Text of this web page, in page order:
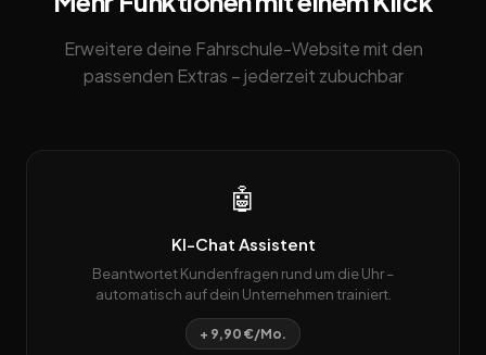
Erweitere deine Fahrschule-Website mit den
passenden Extras – jederzeit zubuchbar
🤖
KI-Chat Assistent
Beantwortet Kundenfragen rund um die Uhr –
automatisch auf dein Unternehmen trainiert.
+ 9,90 €/Mo.